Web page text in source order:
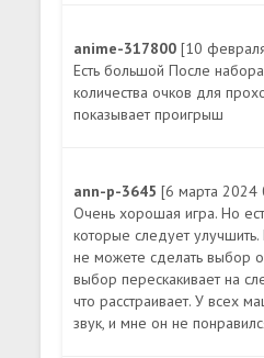
anime-317800[10
Есть большой После
количества очков для
показывает проигрыш
ann-p-3645[6 марта 2024
Очень хорошая игра. Но
которые следует
не можете сделать выбор
выбор перескакивает на
что расстраивает. У всех
звук, и мне он не